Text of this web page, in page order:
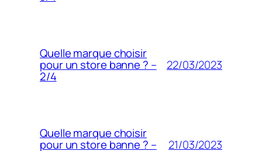
Quelle marque choisir
pour un store banne ? –
2/4
22/03/2023
Quelle marque choisir
pour un store banne ? – 21/03/2023